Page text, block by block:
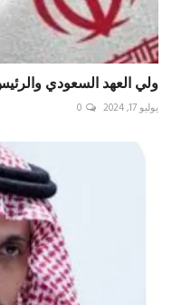
ولي العهد السعودي
يوليو 17, 2024 0